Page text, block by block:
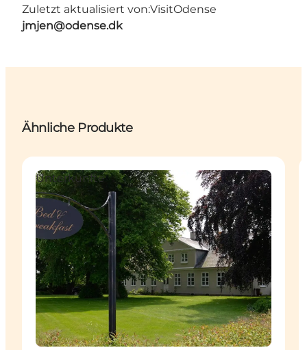
Zuletzt aktualisiert von:VisitOdense
jmjen@odense.dk
Ähnliche Produkte
Unterkünfte